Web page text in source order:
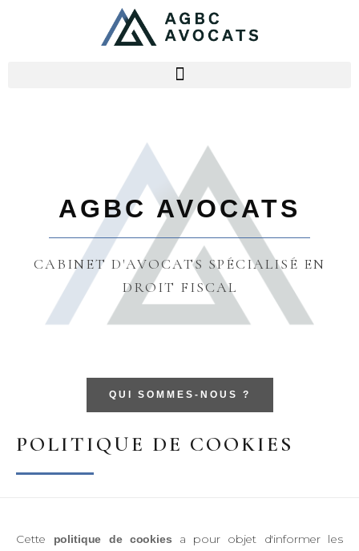
AGBC AVOCATS
CABINET D'AVOCATS SPÉCIALISÉ EN
DROIT FISCAL
QUI SOMMES-NOUS ?
POLITIQUE DE COOKIES
Cette politique de cookies
a pour objet d'informer les